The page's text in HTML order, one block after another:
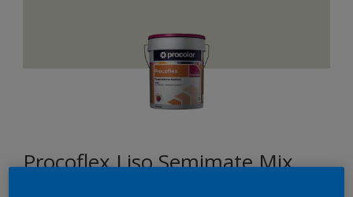
Procoflex Liso Semimate Mix